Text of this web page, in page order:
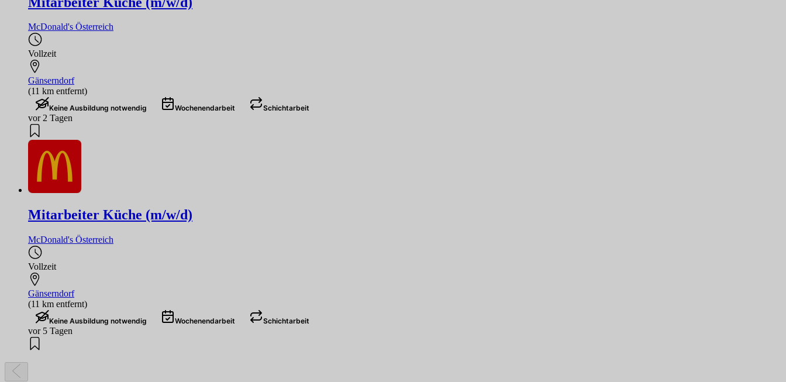
McDonald's Österreich
Vollzeit
Gänserndorf
(11 km entfernt)
Keine Ausbildung notwendig Wochenendarbeit Schichtarbeit
vor 2 Tagen
Mitarbeiter Küche (m/w/d)
McDonald's Österreich
Vollzeit
Gänserndorf
(11 km entfernt)
Keine Ausbildung notwendig Wochenendarbeit Schichtarbeit
vor 5 Tagen